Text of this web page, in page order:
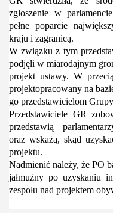
zgłoszenie w
pełne poparcie
kraju i zagranicą.
W związku z tym
podjęli w miarodajnym
projekt ustawy. W
projektopracowany na
go przedstawicielom
Przedstawiciele GR
przedstawią
oraz wskażą, skąd
projektu.
Nadmienić należy, że PO
jałmużny po uzyskaniu
zespołu nad projektem